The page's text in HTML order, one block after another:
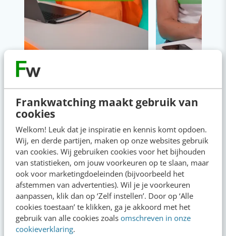
Frankwatching maakt gebruik van
cookies
Welkom! Leuk dat je inspiratie en kennis komt opdoen.
Wij, en derde partijen, maken op onze websites gebruik
van cookies. Wij gebruiken cookies voor het bijhouden
van statistieken, om jouw voorkeuren op te slaan, maar
ook voor marketingdoeleinden (bijvoorbeeld het
afstemmen van advertenties). Wil je je voorkeuren
aanpassen, klik dan op ‘Zelf instellen’. Door op ‘Alle
cookies toestaan’ te klikken, ga je akkoord met het
gebruik van alle cookies zoals omschreven in onze
cookieverklaring.
Op zoek naar nog meer
kennis?